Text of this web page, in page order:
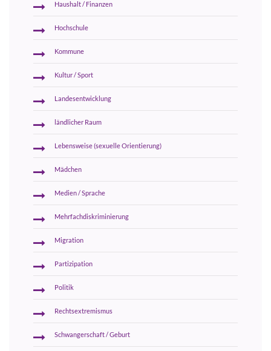
Haushalt / Finanzen
Hochschule
Kommune
Kultur / Sport
Landesentwicklung
ländlicher Raum
Lebensweise (sexuelle Orientierung)
Mädchen
Medien / Sprache
Mehrfachdiskriminierung
Migration
Partizipation
Politik
Rechtsextremismus
Schwangerschaft / Geburt